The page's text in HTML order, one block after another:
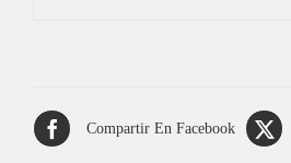
Compartir En Facebook